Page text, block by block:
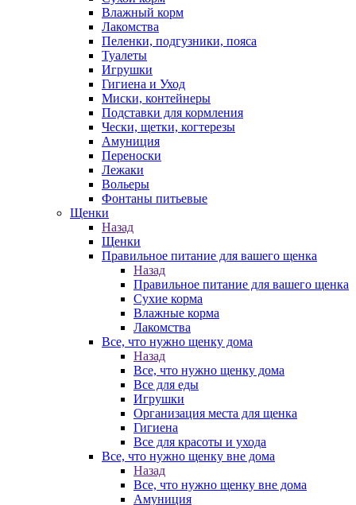
Влажный корм
Лакомства
Пеленки, подгузники, пояса
Туалеты
Игрушки
Гигиена и Уход
Миски, контейнеры
Подставки для кормления
Чески, щетки, когтерезы
Амуниция
Переноски
Лежаки
Вольеры
Фонтаны питьевые
Щенки
Назад
Щенки
Правильное питание для вашего щенка
Назад
Правильное питание для вашего щенка
Сухие корма
Влажные корма
Лакомства
Все, что нужно щенку дома
Назад
Все, что нужно щенку дома
Все для еды
Игрушки
Организация места для щенка
Гигиена
Все для красоты и ухода
Все, что нужно щенку вне дома
Назад
Все, что нужно щенку вне дома
Амуниция